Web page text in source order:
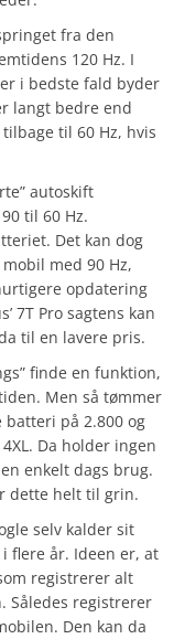
fra den
120 Hz. I
i bedste fald byder
langt bedre end
til 60 Hz, hvis
autoskift
til 60 Hz.
Det kan dog
med 90 Hz,
opdatering
7T Pro sagtens kan
til en lavere pris.
finde en funktion,
Men så tømmer
på 2.800 og
Da holder ingen
enkelt dags brug.
dette helt til grin.
selv kalder sit
flere år. Ideen er, at
registrerer alt
Således registrerer
Den kan da